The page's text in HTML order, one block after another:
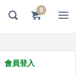
0
會員登入